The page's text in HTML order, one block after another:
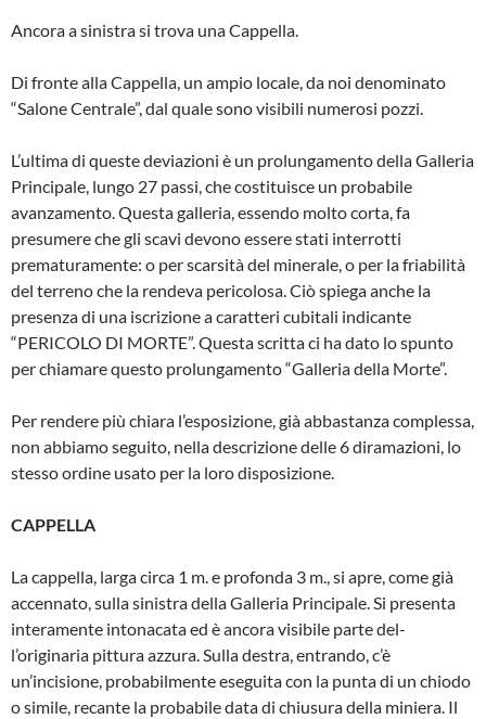
Ancora a sinistra si trova una Cap­pella.
Di fronte alla Cappella, un ampio locale, da noi denominato
“Salone Centrale”, dal quale sono visibili nume­rosi pozzi.
L’ultima di queste deviazioni è un prolungamento della Galleria
Principale, lungo 27 passi, che costituisce un pro­babile
avanzamento. Questa galleria, essendo molto corta, fa
presumere che gli scavi devono essere stati interrotti
prematuramente: o per scarsità del minerale, o per la friabilità
del terreno che la rendeva pericolosa. Ciò spiega anche la
presenza di una iscrizione a caratteri cubitali indicante
“PERICOLO DI MORTE”. Questa scritta ci ha dato lo spunto
per chiamare questo prolun­gamento “Galleria della Morte”.
Per rendere più chiara l’esposizione, già abbastanza complessa,
non abbia­mo seguito, nella descrizione delle 6 diramazioni, lo
stesso ordine usato per la loro disposizione.
CAPPELLA
La cappella, larga circa 1 m. e profonda 3 m., si apre, come già
accennato, sulla sinistra della Galleria Principale. Si presenta
interamente in­tonacata ed è ancora visibile parte del­
l’originaria pittura azzura. Sulla destra, entrando, c’è
un’incisione, probabilmen­te eseguita con la punta di un chiodo
o simile, recante la probabile data di chiusura della miniera. Il